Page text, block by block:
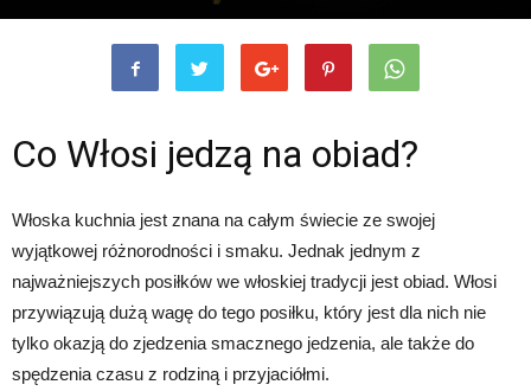
Co Włosi jedzą na obiad?
Włoska kuchnia jest znana na całym świecie ze swojej
wyjątkowej różnorodności i smaku. Jednak jednym z
najważniejszych posiłków we włoskiej tradycji jest obiad. Włosi
przywiązują dużą wagę do tego posiłku, który jest dla nich nie
tylko okazją do zjedzenia smacznego jedzenia, ale także do
spędzenia czasu z rodziną i przyjaciółmi.